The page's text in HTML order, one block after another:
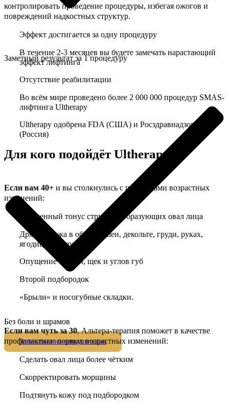
Заметный результат за 1 процедуру
Без боли и шрамов
Записаться на консультацию
контролировать проведение процедуры, избегая ожогов и
повреждений надкостных структур.
Эффект достигается за одну процедуру
В течение 2-3 месяцев вы будете замечать нарастающий
эффект лифтинга
Отсутствие реабилитации
Во всём мире проведено более 2 000 000 процедур SMAS-
лифтинга Ultherapy
Ultherapy одобрена FDA (США) и Росздравнадзором
(Россия)
Для кого подойдёт Ultherapy?
Если вам 40+ и вы столкнулись с признаками возрастных
изменений:
Сниженный тонус структур, образующих овал лица
Дряблая кожа в области шеи, декольте, груди, руках,
ягодицах, бёдрах
Опущение бровей, щек и углов губ
Второй подбородок
«Брыли» и носогубные складки.
Если вам чуть за 30, Альтера-терапия поможет в качестве
профилактики первых возрастных изменений:
Cделать овал лица более чётким
Скорректировать морщины
Подтянуть кожу под подбородком